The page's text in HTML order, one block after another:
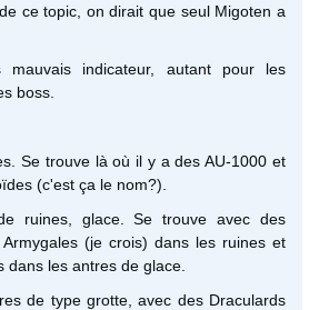
ce topic, on dirait que seul Migoten a
indicateur, autant pour les
boss.
Se trouve là où il y a des AU-1000 et
(c'est ça le nom?).
ruines, glace. Se trouve avec des
(je crois) dans les ruines et
dans les antres de glace.
de type grotte, avec des Draculards